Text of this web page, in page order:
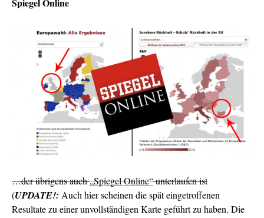
…der übrigens auch„Spiegel Online“unterlaufen ist
(UPDATE!: Auch hier scheinen die spät eingetroffenen
Resultate zu einer unvollständigen Karte geführt zu haben. Die